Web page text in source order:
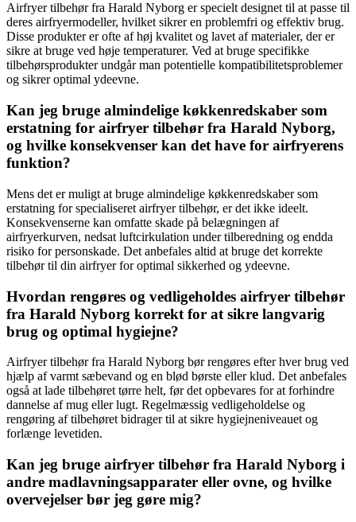
Airfryer tilbehør fra Harald Nyborg er specielt designet til at passe til
deres airfryermodeller, hvilket sikrer en problemfri og effektiv brug.
Disse produkter er ofte af høj kvalitet og lavet af materialer, der er
sikre at bruge ved høje temperaturer. Ved at bruge specifikke
tilbehørsprodukter undgår man potentielle kompatibilitetsproblemer
og sikrer optimal ydeevne.
Kan jeg bruge almindelige køkkenredskaber som
erstatning for airfryer tilbehør fra Harald Nyborg,
og hvilke konsekvenser kan det have for airfryerens
funktion?
Mens det er muligt at bruge almindelige køkkenredskaber som
erstatning for specialiseret airfryer tilbehør, er det ikke ideelt.
Konsekvenserne kan omfatte skade på belægningen af
airfryerkurven, nedsat luftcirkulation under tilberedning og endda
risiko for personskade. Det anbefales altid at bruge det korrekte
tilbehør til din airfryer for optimal sikkerhed og ydeevne.
Hvordan rengøres og vedligeholdes airfryer tilbehør
fra Harald Nyborg korrekt for at sikre langvarig
brug og optimal hygiejne?
Airfryer tilbehør fra Harald Nyborg bør rengøres efter hver brug ved
hjælp af varmt sæbevand og en blød børste eller klud. Det anbefales
også at lade tilbehøret tørre helt, før det opbevares for at forhindre
dannelse af mug eller lugt. Regelmæssig vedligeholdelse og
rengøring af tilbehøret bidrager til at sikre hygiejneniveauet og
forlænge levetiden.
Kan jeg bruge airfryer tilbehør fra Harald Nyborg i
andre madlavningsapparater eller ovne, og hvilke
overvejelser bør jeg gøre mig?